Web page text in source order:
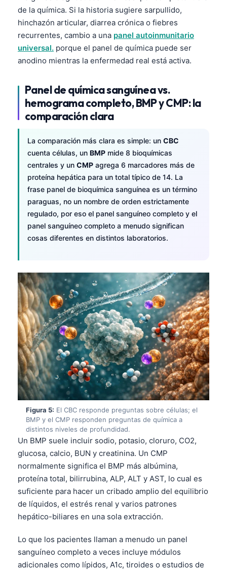
de la química. Si la historia sugiere sarpullido,
hinchazón articular, diarrea crónica o fiebres
recurrentes, cambio a una panel autoinmunitario
universal. porque el panel de química puede ser
anodino mientras la enfermedad real está activa.
Panel de química sanguínea vs.
hemograma completo, BMP y CMP: la
comparación clara
La comparación más clara es simple: un CBC
cuenta células, un BMP mide 8 bioquímicas
centrales y un CMP agrega 6 marcadores más de
proteína hepática para un total típico de 14. La
frase panel de bioquímica sanguínea es un término
paraguas, no un nombre de orden estrictamente
regulado, por eso el panel sanguíneo completo y el
panel sanguíneo completo a menudo significan
cosas diferentes en distintos laboratorios.
Figura 5: El CBC responde preguntas sobre células; el
BMP y el CMP responden preguntas de química a
distintos niveles de profundidad.
Un BMP suele incluir sodio, potasio, cloruro, CO2,
glucosa, calcio, BUN y creatinina. Un CMP
normalmente significa el BMP más albúmina,
proteína total, bilirrubina, ALP, ALT y AST, lo cual es
suficiente para hacer un cribado amplio del equilibrio
de líquidos, el estrés renal y varios patrones
hepático-biliares en una sola extracción.
Lo que los pacientes llaman a menudo un panel
sanguíneo completo a veces incluye módulos
adicionales como lípidos, A1c, tiroides o estudios de
Cebuano
ئۇيغۇرچە
Татар теле
Беларуская мова
Esperanto
Frysk
Norsk bokmål